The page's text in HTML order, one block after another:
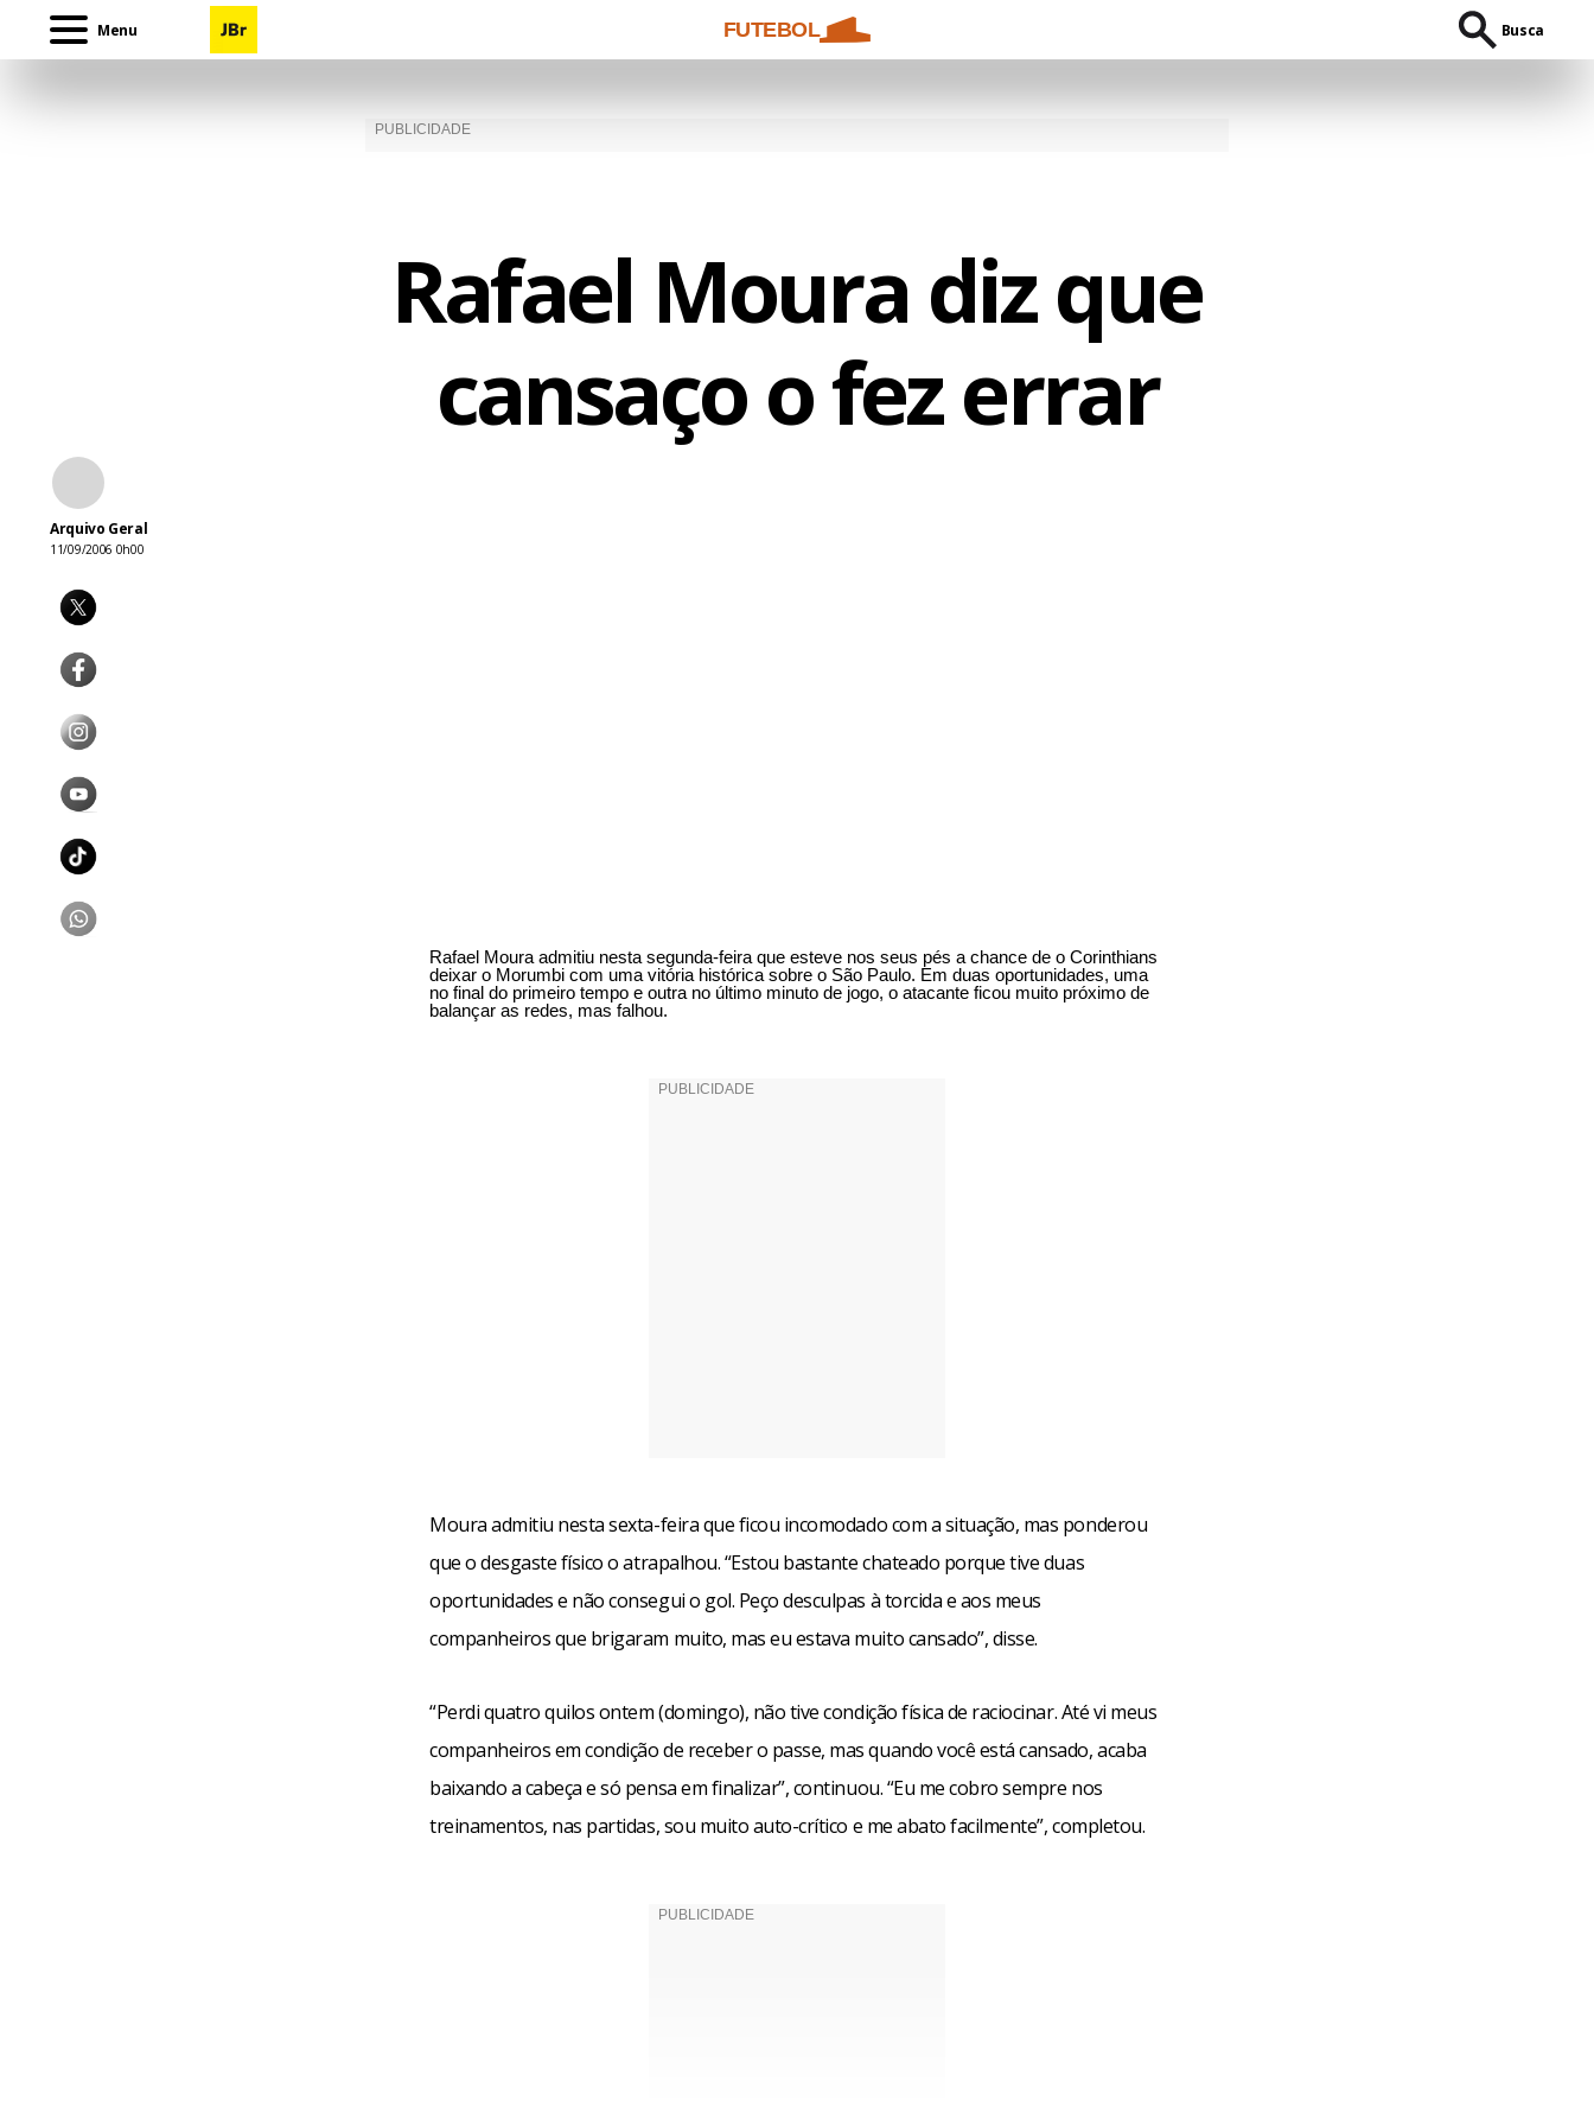
Menu FUTEBOL Busca
Rafael Moura diz que
cansaço o fez errar
Arquivo Geral
11/09/2006 0h00
Rafael Moura admitiu nesta segunda-feira que esteve nos seus pés a chance de o Corinthians
deixar o Morumbi com uma vitória histórica sobre o São Paulo. Em duas oportunidades, uma
no final do primeiro tempo e outra no último minuto de jogo, o atacante ficou muito próximo de
balançar as redes, mas falhou.
Moura admitiu nesta sexta-feira que ficou incomodado com a situação, mas ponderou
que o desgaste físico o atrapalhou. “Estou bastante chateado porque tive duas
oportunidades e não consegui o gol. Peço desculpas à torcida e aos meus
companheiros que brigaram muito, mas eu estava muito cansado”, disse.
“Perdi quatro quilos ontem (domingo), não tive condição física de raciocinar. Até vi meus
companheiros em condição de receber o passe, mas quando você está cansado, acaba
baixando a cabeça e só pensa em finalizar”, continuou. “Eu me cobro sempre nos
treinamentos, nas partidas, sou muito auto-crítico e me abato facilmente”, completou.